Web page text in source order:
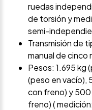
ruedas
de torsión y
semi-
Transmisión de
manual de cinco
Pesos: 1.695 kg
(peso en vacío),
con freno) y 500
freno) (